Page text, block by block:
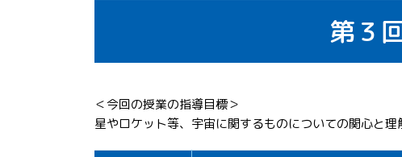
第３
＜今回の授業の指導目標＞
星やロケット等、宇宙に関するものについての関心と理